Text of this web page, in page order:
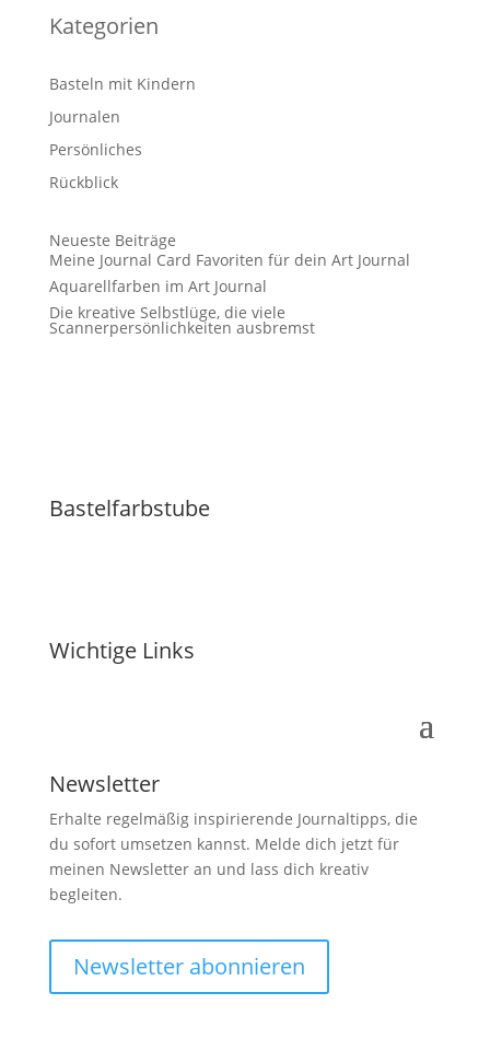
Kategorien
Basteln mit Kindern
Journalen
Persönliches
Rückblick
Neueste Beiträge
Meine Journal Card Favoriten für dein Art Journal
Aquarellfarben im Art Journal
Die kreative Selbstlüge, die viele
Scannerpersönlichkeiten ausbremst
Bastelfarbstube
Wichtige Links
Newsletter
Erhalte regelmäßig inspirierende Journaltipps, die
du sofort umsetzen kannst. Melde dich jetzt für
meinen Newsletter an und lass dich kreativ
begleiten.
Newsletter abonnieren